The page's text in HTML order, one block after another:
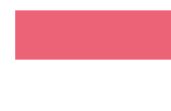
Passer